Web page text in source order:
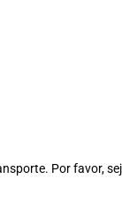
Por favor,